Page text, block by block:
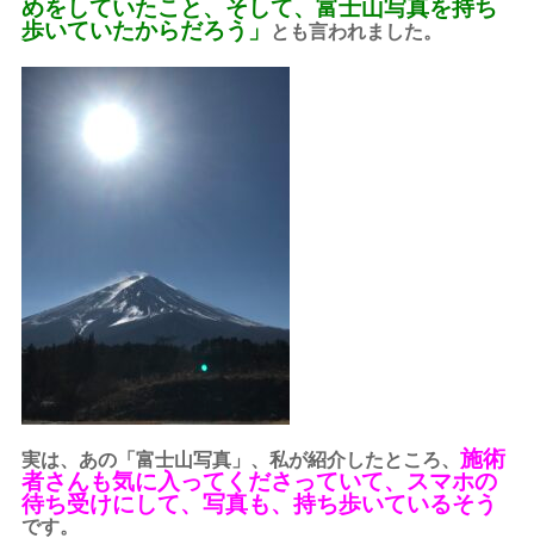
めをしていたこと、そして、富士山写真を持ち
歩いていたからだろう」
とも言われました。
実は、あの「富士山写真」、私が紹介したところ、施術
者さんも気に入ってくださっていて、スマホの
待ち受けにして、写真も、持ち歩いているそう
です。